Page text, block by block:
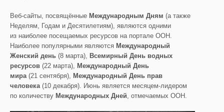
Веб-сайты, посвящённые Международным Дням (а также
Неделям, Годам и Десятилетиям), являются одними
из наиболее посещаемых ресурсов на портале ООН.
Наиболее популярными являются Международный
Женский день (8 марта), Всемирный День водных
ресурсов (22 марта), Международный День
мира(21 сентября), Международный День прав
человека (10 декабря). Июнь является месяцем-лидером
по количеству Международных Дней, отмечаемых ООН.